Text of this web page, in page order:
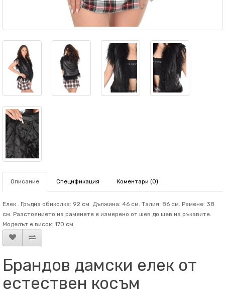
Описание Спецификация Коментари (0)
Елек . Гръдна обиколка: 92 см. Дължина: 46 см. Талия: 86 см. Рамене: 38
см. Разстоянието на раменете е измерено от шев до шев на ръкавите.
Mоделът е висок: 170 см.
Брандов дамски елек от
естествен косъм